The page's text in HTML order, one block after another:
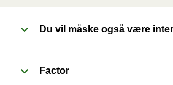
fjerner folien. Vær forsigtig med
Du vil måske også være
Factor